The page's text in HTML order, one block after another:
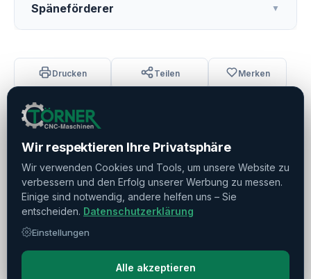
Späneförderer ▼
Drucken Teilen Merken
Verkauft
Haben Sie weitere Fragen?
Kontaktieren Sie uns!
Frage stellen
Wir respektieren Ihre Privatsphäre
Wir verwenden Cookies und Tools, um unsere Website zu
verbessern und den Erfolg unserer Werbung zu messen.
Einige sind notwendig, andere helfen uns – Sie
entscheiden. Datenschutzerklärung
Einstellungen
Alle akzeptieren